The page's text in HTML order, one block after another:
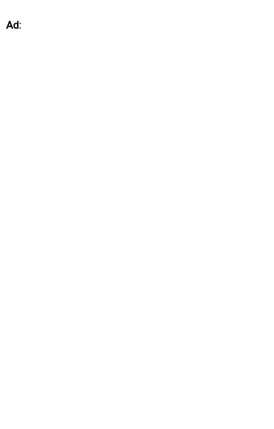
Ad: